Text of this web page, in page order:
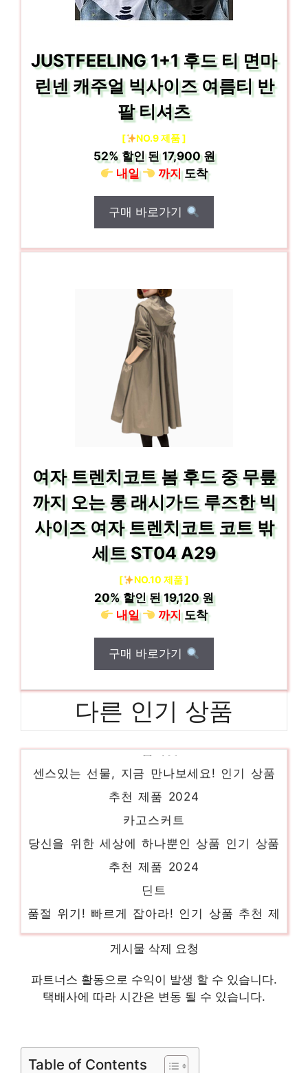
JUSTFEELING 1+1 후드 티 면마
린넨 캐주얼 빅사이즈 여름티 반
팔 티셔츠
[ NO.9 제품 ]
52%할인 된17,900 원
내일
까지도착
구매 바로가기
여자 트렌치코트 봄 후드 중 무릎
까지 오는 롱 래시가드 루즈한 빅
사이즈 여자 트렌치코트 코트 밖
세트 ST04 A29
[ NO.10 제품 ]
20%할인 된19,120 원
내일
까지도착
구매 바로가기
다른 인기 상품
플리츠바지
일상에 빛을 더하는 최고의 아이템 인기 상품
추천 제품 2024
천 제품 2024
게시물 삭제 요청
파트너스 활동으로 수익이 발생 할 수 있습니다.
택배사에 따라 시간은 변동 될 수 있습니다.
Table of Contents